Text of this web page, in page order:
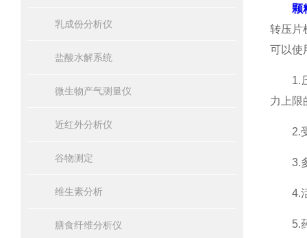
乳成份分析仪
盐酸水解系统
微生物产气测量仪
近红外分析仪
谷物测定
维生素分析
膳食纤维分析仪
颗
转压片
可以使
1.压
力上限
2.受
3.多
4.活
5.药